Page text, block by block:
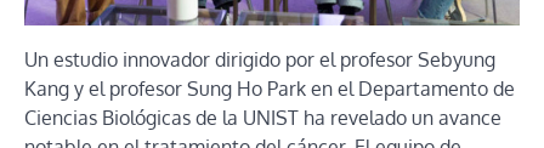
Un estudio innovador dirigido por el profesor Sebyung
Kang y el profesor Sung Ho Park en el Departamento de
Ciencias Biológicas de la UNIST ha revelado un avance